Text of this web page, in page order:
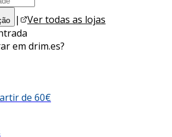
|
Ver todas as lojas
em drim.es?
de 60€